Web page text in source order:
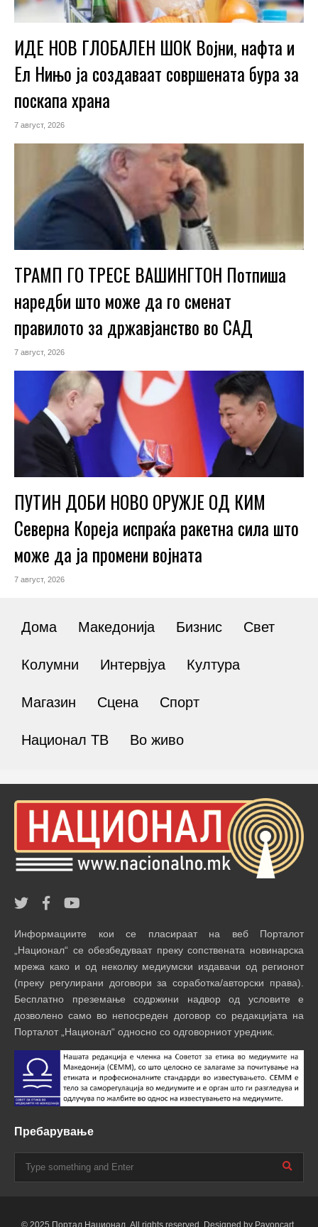
ИДЕ НОВ ГЛОБАЛЕН ШОК Војни, нафта и
Ел Нињо ја создаваат совршената бура за
поскапа храна
7 август, 2026
ТРАМП ГО ТРЕСЕ ВАШИНГТОН Потпиша
наредби што може да го сменат
правилото за државјанство во САД
7 август, 2026
ПУТИН ДОБИ НОВО ОРУЖЈЕ ОД КИМ
Северна Кореја испраќа ракетна сила што
може да ја промени војната
7 август, 2026
Дома Македонија Бизнис Свет
Колумни Интервјуа Култура
Магазин Сцена Спорт
Национал ТВ Во живо
Информациите кои се пласираат на веб Порталот
„Национал“ се обезбедуваат преку сопствената новинарска
мрежа како и од неколку медиумски издавачи од регионот
(преку регулирани договори за соработка/авторски права).
Бесплатно преземање содржини надвор од условите е
дозволено само во непосреден договор со редакцијата на
Порталот „Национал“ односно со одговорниот уредник.
Пребарување
© 2025 Портал Национал. All rights reserved. Designed by Payoncart.